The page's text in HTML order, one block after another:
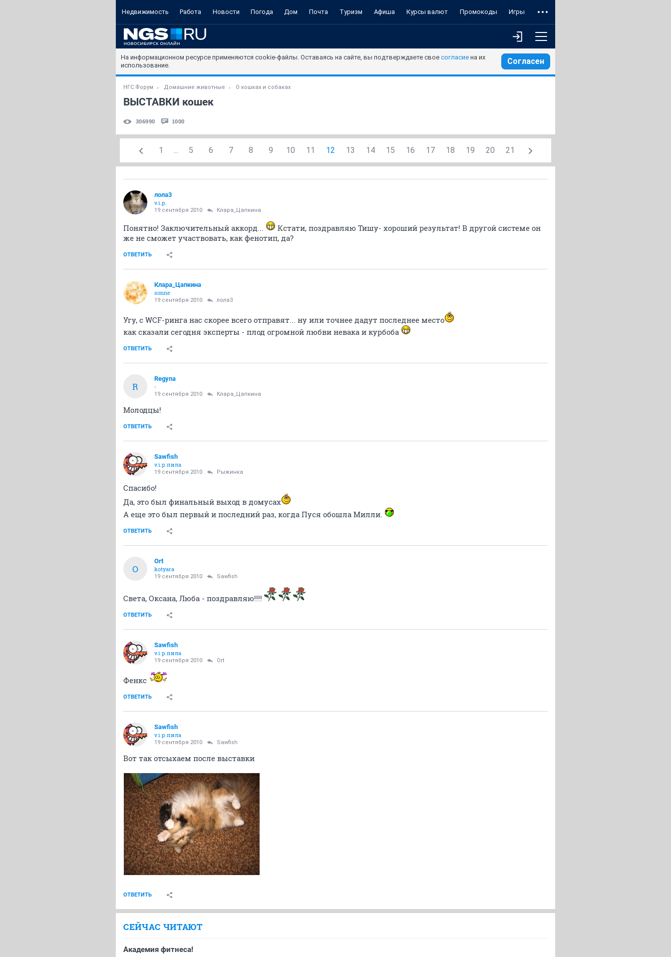
Недвижимость Работа Новости Погода Дом Почта Туризм Афиша Курсы валют Промокоды Игры
На информационном ресурсе применяются cookie-файлы. Оставаясь на сайте, вы подтверждаете свое согласие на их
использование.
Согласен
НГС.Форум Домашние животные О кошках и собаках
ВЫСТАВКИ кошек
306990 1000
1 ... 5 6 7 8 9 10 11 12 13 14 15 16 17 18 19 20 21
лола3
v.i.p.
19 сентября 2010 Клара_Цапкина
Понятно! Заключительный аккорд...
Кстати, поздравляю Тишу- хороший результат! В другой системе он
же не сможет участвовать, как фенотип, да?
ОТВЕТИТЬ
Клара_Цапкина
sonne
19 сентября 2010 лола3
Угу, с WCF-ринга нас скорее всего отправят... ну или точнее дадут последнее место
как сказали сегодня эксперты - плод огромной любви невака и курбоба
ОТВЕТИТЬ
R
Regyna
-
19 сентября 2010 Клара_Цапкина
Молодцы!
ОТВЕТИТЬ
Sawfish
v.i.p.пила
19 сентября 2010 Рыжинка
Спасибо!
Да, это был финальный выход в домусах
А еще это был первый и последний раз, когда Пуся обошла Милли.
ОТВЕТИТЬ
O
Ort
kotyara
19 сентября 2010 Sawfish
Света, Оксана, Люба - поздравляю!!!!
ОТВЕТИТЬ
Sawfish
v.i.p.пила
19 сентября 2010 Ort
Фенкс
ОТВЕТИТЬ
Sawfish
v.i.p.пила
19 сентября 2010 Sawfish
Вот так отсыхаем после выставки
ОТВЕТИТЬ
СЕЙЧАС ЧИТАЮТ
Академия фитнеса!